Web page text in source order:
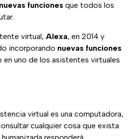
nuevas funciones que todos los
virtual, Alexa, en 2014 y
incorporando nuevas funciones
en uno de los asistentes virtuales
virtual es una computadora,
cualquier cosa que exista